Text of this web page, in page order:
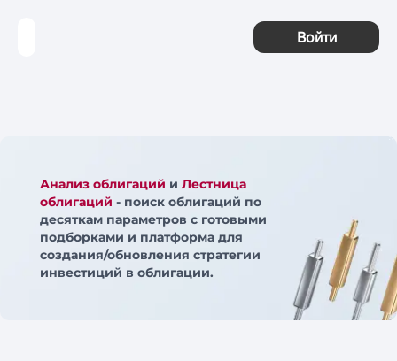
Войти
Анализ облигаций и Лестница
облигаций - поиск облигаций по
десяткам параметров с готовыми
подборками и платформа для
создания/обновления стратегии
инвестиций в облигации.